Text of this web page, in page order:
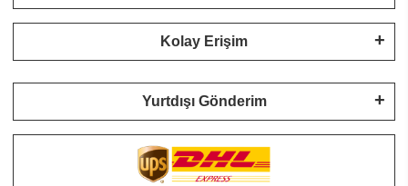
Kolay Erişim
Yurtdışı Gönderim